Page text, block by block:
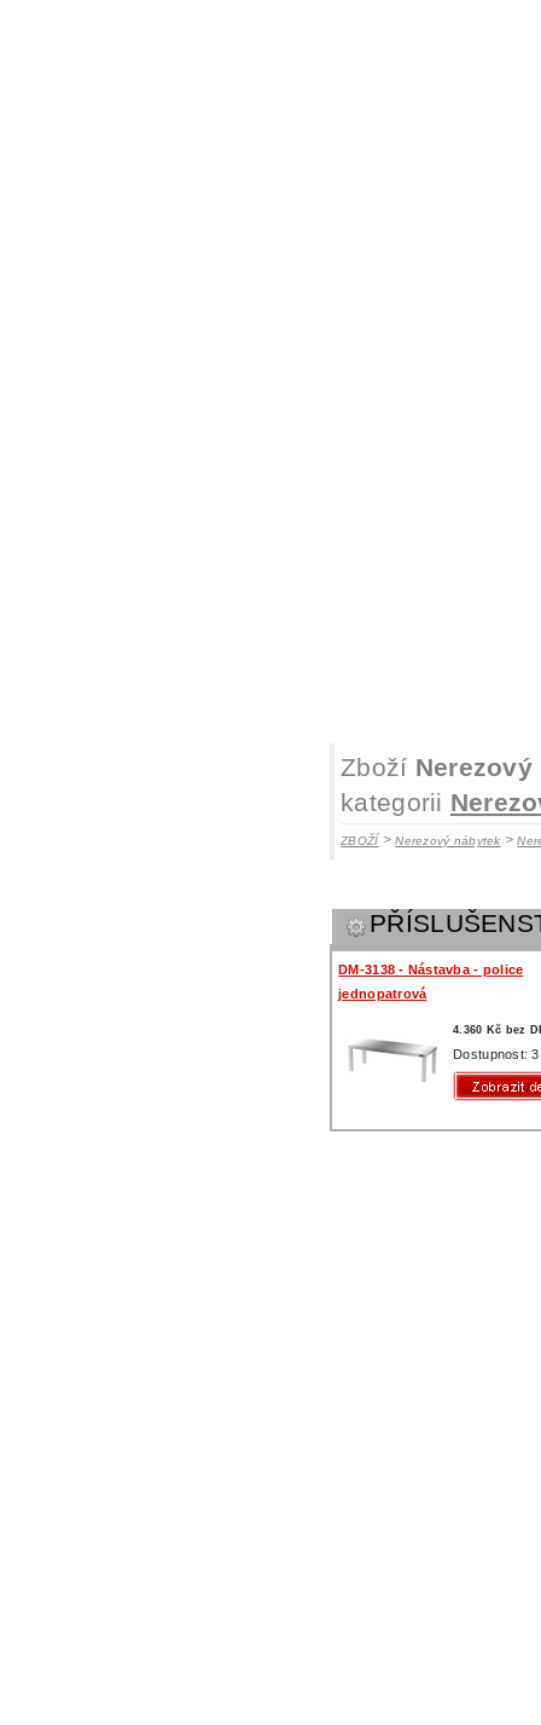
Zboží
kategorii
ZBOŽÍ>Nerezový nábytek >
DM-3138 - Nástavba - police
jednopatrová
4.360 Kč bez
Dostupnost: